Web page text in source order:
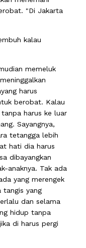
"Di Jakarta
kalau
memeluk
harus
berobat. Kalau
harus ke luar
Sayangnya,
tetangga lebih
hati dia harus
dibayangkan
anaknya. Tak ada
yang merengek
tangis yang
dan selama
hidup tanpa
di harus pergi